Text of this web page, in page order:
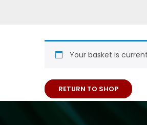
Your basket is
RETURN TO SHOP